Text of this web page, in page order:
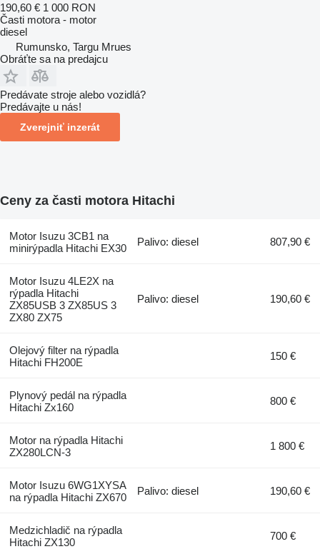
190,60 € 1 000 RON
Časti motora - motor
diesel
Rumunsko, Targu Mrues
Obráťte sa na predajcu
Predávate stroje alebo vozidlá?
Predávajte u nás!
Zverejniť inzerát
Ceny za časti motora Hitachi
Motor Isuzu 3CB1 na
minirýpadla Hitachi EX30
Palivo: diesel 807,90 €
Motor Isuzu 4LE2X na
rýpadla Hitachi
ZX85USB 3 ZX85US 3
ZX80 ZX75
Palivo: diesel 190,60 €
Olejový filter na rýpadla
Hitachi FH200E
150 €
Plynový pedál na rýpadla
Hitachi Zx160
800 €
Motor na rýpadla Hitachi
ZX280LCN-3
1 800 €
Motor Isuzu 6WG1XYSA
na rýpadla Hitachi ZX670
Palivo: diesel 190,60 €
Medzichladič na rýpadla
Hitachi ZX130
700 €